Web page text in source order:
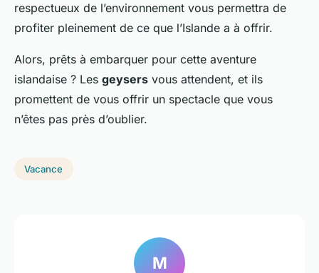
respectueux de l’environnement vous permettra de
profiter pleinement de ce que l’Islande a à offrir.
Alors, prêts à embarquer pour cette aventure
islandaise ? Les geysers vous attendent, et ils
promettent de vous offrir un spectacle que vous
n’êtes pas près d’oublier.
Vacance
M